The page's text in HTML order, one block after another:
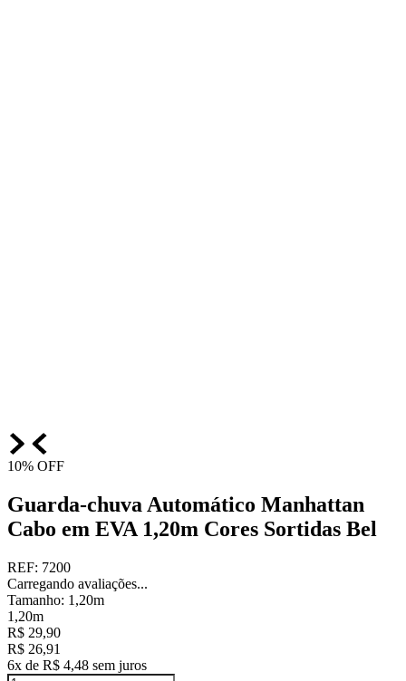
10% OFF
Guarda-chuva Automático Manhattan
Cabo em EVA 1,20m Cores Sortidas Bel
REF: 7200
Carregando avaliações...
Tamanho: 1,20m
1,20m
R$ 29,90
R$ 26,91
6x de R$ 4,48 sem juros